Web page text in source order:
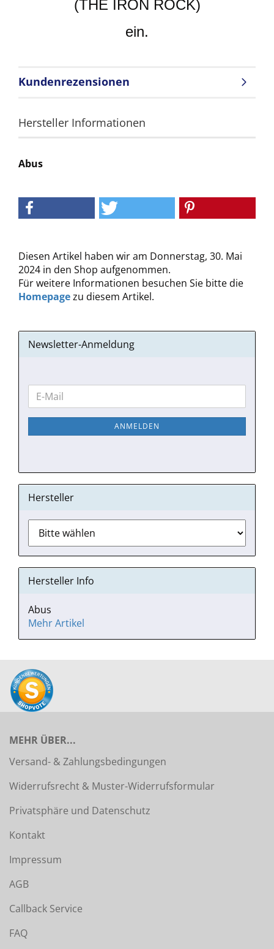
(THE IRON ROCK)
ein.
Kundenrezensionen
Hersteller Informationen
Abus
Diesen Artikel haben wir am Donnerstag, 30. Mai
2024 in den Shop aufgenommen.
Für weitere Informationen besuchen Sie bitte die
Homepagezu diesem Artikel.
Newsletter-Anmeldung
WEITER
ZUR
NEWSLETTER-
E-
Mail
ANMELDEN
Hersteller
Hersteller Info
Abus
Mehr Artikel
MEHR ÜBER...
Versand- & Zahlungsbedingungen
Widerrufsrecht & Muster-Widerrufsformular
Privatsphäre und Datenschutz
Kontakt
Impressum
AGB
Callback Service
FAQ